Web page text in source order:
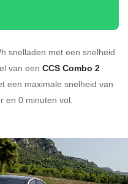
snelladen met een snelheid
van een CCS Combo 2
een maximale snelheid van
en 0 minuten vol.